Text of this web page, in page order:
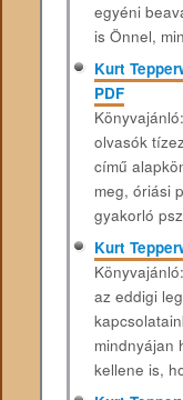
egyéni
is Önnel,
Kurt
PDF
olvasók
című
meg, óriási
gyakorló
Kurt
az eddigi
mindnyájan
kellene is,